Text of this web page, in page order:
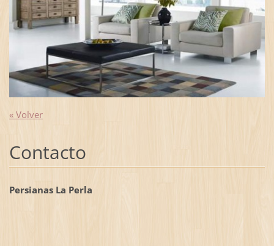
« Volver
Contacto
Persianas La Perla